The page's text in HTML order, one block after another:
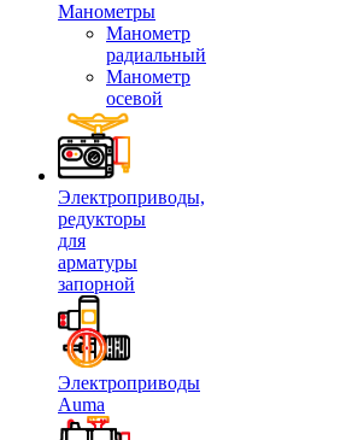
Манометры
Манометр
радиальный
Манометр
осевой
Электроприводы,
редукторы
для
арматуры
запорной
Электроприводы
Auma